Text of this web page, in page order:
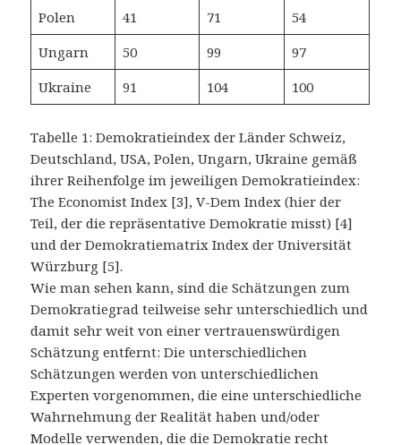
Polen
41 71
54
Ungarn
50 99
97
Ukraine
91 104 100
Tabelle 1: Demokratieindex der Länder Schweiz,
Deutschland, USA, Polen, Ungarn, Ukraine gemäß
ihrer Reihenfolge im jeweiligen Demokratieindex:
The Economist Index [3], V-Dem Index (hier der
Teil, der die repräsentative Demokratie misst) [4]
und der Demokratiematrix Index der Universität
Würzburg [5].
Wie man sehen kann, sind die Schätzungen zum
Demokratiegrad teilweise sehr unterschiedlich und
damit sehr weit von einer vertrauenswürdigen
Schätzung entfernt: Die unterschiedlichen
Schätzungen werden von unterschiedlichen
Experten vorgenommen, die eine unterschiedliche
Wahrnehmung der Realität haben und/oder
Modelle verwenden, die die Demokratie recht